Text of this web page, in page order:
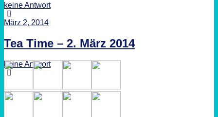
keine Antwort
März 2, 2014
Tea Time – 2. März 2014
keine Antwort